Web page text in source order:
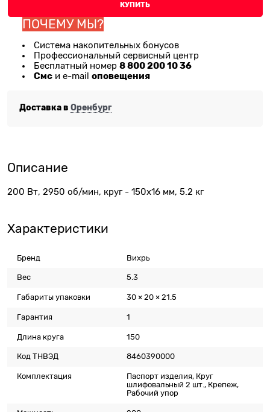
КУПИТЬ
ПОЧЕМУ МЫ?
Система накопительных бонусов
Профессиональный сервисный центр
Бесплатный номер 8 800 200 10 36
Смс и e-mail оповещения
Доставка в Оренбург
Описание
200 Вт, 2950 об/мин, круг - 150х16 мм, 5.2 кг
Характеристики
Бренд Вихрь
Вес 5.3
Габариты упаковки 30 × 20 × 21.5
Гарантия 1
Длина круга 150
Код ТНВЭД 8460390000
Комплектация
Паспорт изделия, Круг
шлифовальный 2 шт., Крепеж,
Рабочий упор